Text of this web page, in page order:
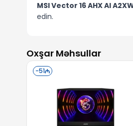
MSI Vector 16 AHX AI
edin.
Oxşar Məhsullar
-51